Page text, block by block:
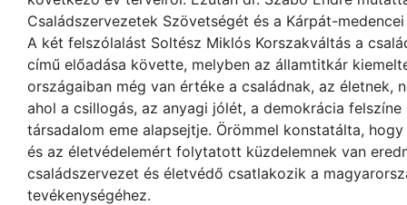
Családszervezetek Szövetségét és a Kárpát-
A két felszólalást Soltész Miklós Korszakváltás a
című előadása követte, melyben az államtitkár
országaiban még van értéke a családnak, az életnek,
ahol a csillogás, az anyagi jólét, a demokrácia
társadalom eme alapsejtje. Örömmel konstatálta,
és az életvédelemért folytatott küzdelemnek van
családszervezet és életvédő csatlakozik a
tevékenységéhez.